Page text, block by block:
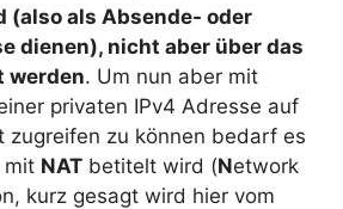
(also als Absende- oder
dienen), nicht aber über das
werden. Um nun aber mit
privaten IPv4 Adresse auf
zugreifen zu können bedarf es
mit NAT betitelt wird (Network
kurz gesagt wird hier vom